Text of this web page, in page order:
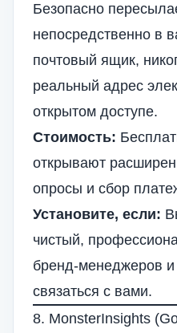
Безопасно
непосредственно в
почтовый ящик,
реальный адрес
открытом доступе.
Стоимость:
открывают
опросы и сбор
Установите, если:
чистый,
бренд-менеджеров и
связаться с вами.
8. MonsterInsights